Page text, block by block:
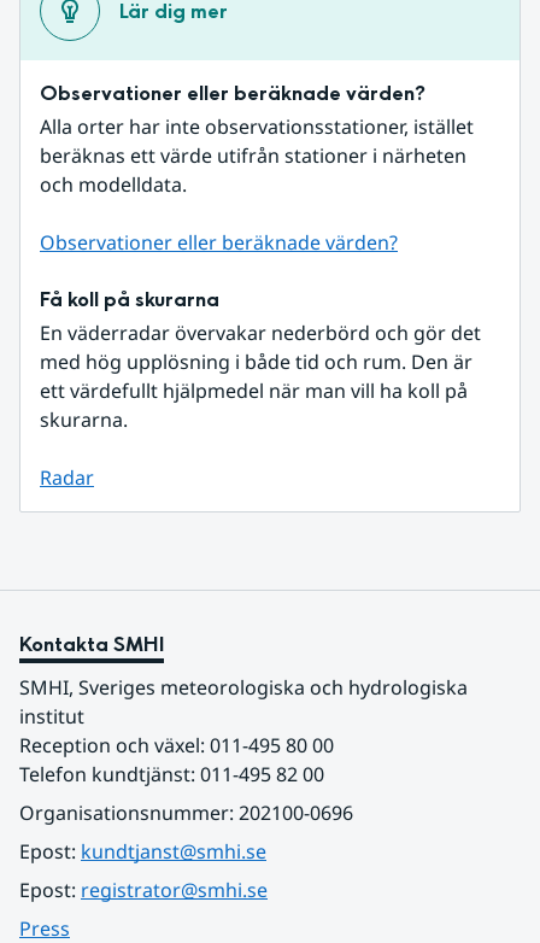
Lär dig mer
Observationer eller beräknade värden?
Alla orter har inte observationsstationer, istället
beräknas ett värde utifrån stationer i närheten
och modelldata.
Observationer eller beräknade värden?
Få koll på skurarna
En väderradar övervakar nederbörd och gör det
med hög upplösning i både tid och rum. Den är
ett värdefullt hjälpmedel när man vill ha koll på
skurarna.
Radar
Kontakta SMHI
SMHI, Sveriges meteorologiska och hydrologiska
institut
Reception och växel: 011-495 80 00
Telefon kundtjänst: 011-495 82 00
Organisationsnummer: 202100-0696
Epost: kundtjanst@smhi.se
Epost: registrator@smhi.se
Press